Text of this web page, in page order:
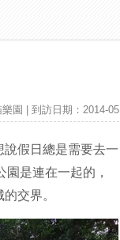
園 | 到訪日期：2014-05
假日總是需要去一
是連在一起的，
交界。